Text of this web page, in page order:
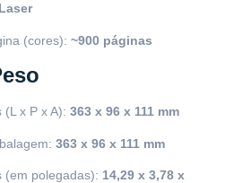
Laser
(cores): ~900 páginas
x P x A): 363 x 96 x 111 mm
363 x 96 x 111 mm
(em polegadas): 14,29 x 3,78 x